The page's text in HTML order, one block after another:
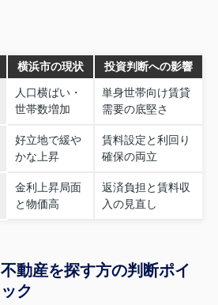
横浜市の現状 投資判断への影響
人口横ばい・
世帯数増加
単身世帯向け賃貸
需要の底堅さ
好立地で緩や
かな上昇
賃料設定と利回り
確保の両立
金利上昇局面
と物価高
返済負担と賃料収
入の見直し
動産を探す方の判断ポイ
ク